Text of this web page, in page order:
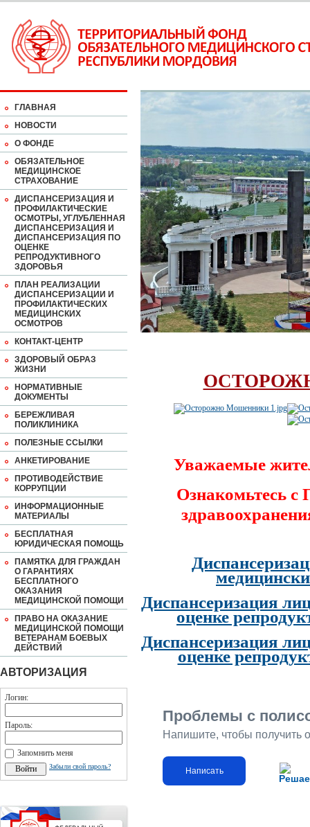
ГЛАВНАЯ
НОВОСТИ
О ФОНДЕ
ОБЯЗАТЕЛЬНОЕ
МЕДИЦИНСКОЕ
СТРАХОВАНИЕ
ДИСПАНСЕРИЗАЦИЯ И
ПРОФИЛАКТИЧЕСКИЕ
ОСМОТРЫ, УГЛУБЛЕННАЯ
ДИСПАНСЕРИЗАЦИЯ И
ДИСПАНСЕРИЗАЦИЯ ПО
ОЦЕНКЕ
РЕПРОДУКТИВНОГО
ЗДОРОВЬЯ
ПЛАН РЕАЛИЗАЦИИ
ДИСПАНСЕРИЗАЦИИ И
ПРОФИЛАКТИЧЕСКИХ
МЕДИЦИНСКИХ
ОСМОТРОВ
КОНТАКТ-ЦЕНТР
ЗДОРОВЫЙ ОБРАЗ
ЖИЗНИ
НОРМАТИВНЫЕ
ДОКУМЕНТЫ
БЕРЕЖЛИВАЯ
ПОЛИКЛИНИКА
ПОЛЕЗНЫЕ ССЫЛКИ
АНКЕТИРОВАНИЕ
ПРОТИВОДЕЙСТВИЕ
КОРРУПЦИИ
ИНФОРМАЦИОННЫЕ
МАТЕРИАЛЫ
БЕСПЛАТНАЯ
ЮРИДИЧЕСКАЯ ПОМОЩЬ
ПАМЯТКА ДЛЯ ГРАЖДАН
О ГАРАНТИЯХ
БЕСПЛАТНОГО
ОКАЗАНИЯ
МЕДИЦИНСКОЙ ПОМОЩИ
ПРАВО НА ОКАЗАНИЕ
МЕДИЦИНСКОЙ ПОМОЩИ
ВЕТЕРАНАМ БОЕВЫХ
ДЕЙСТВИЙ
АВТОРИЗАЦИЯ
Логин:
Пароль:
Запомнить меня
Забыли свой пароль?
Уважаемые
Ознакомьтесь
Диспансеризация
оценке
Диспансеризация
оценке
Проблемы с
Напишите, чтобы получить
Написать